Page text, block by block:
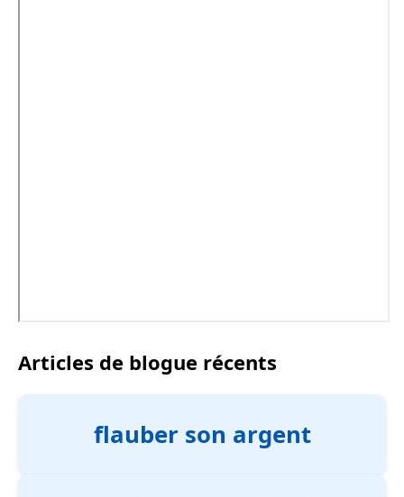
Articles de blogue récents
flauber son argent